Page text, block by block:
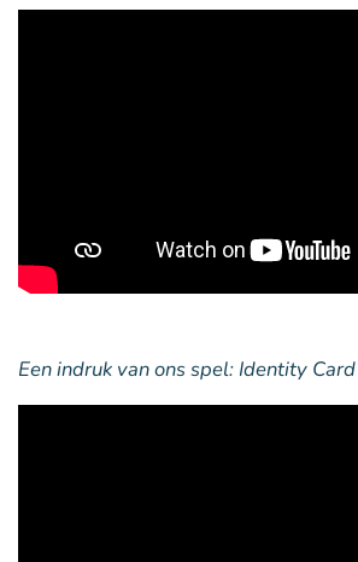
Een indruk van ons spel: Identity